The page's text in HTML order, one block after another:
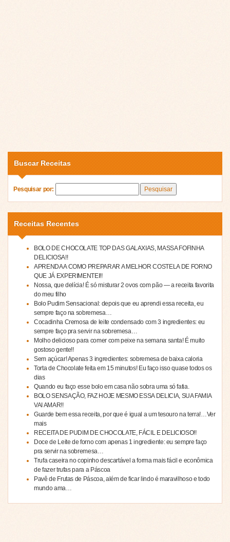
Buscar Receitas
Pesquisar por:
Receitas Recentes
BOLO DE CHOCOLATE TOP DAS GALAXIAS, MASSA FOFINHA
DELICIOSA!!
APRENDA A COMO PREPARAR A MELHOR COSTELA DE FORNO
QUE JÁ EXPERIMENTEI!!
Nossa, que delícia! É só misturar 2 ovos com pão — a receita favorita
do meu filho
Bolo Pudim Sensacional: depois que eu aprendi essa receita, eu
sempre faço na sobremesa…
Cocadinha Cremosa de leite condensado com 3 ingredientes: eu
sempre faço pra servir na sobremesa…
Molho delicioso para comer com peixe na semana santa! É muito
gostoso gente!!
Sem açúcar! Apenas 3 ingredientes: sobremesa de baixa caloria
Torta de Chocolate feita em 15 minutos! Eu faço isso quase todos os
dias
Quando eu faço esse bolo em casa não sobra uma só fatia.
BOLO SENSAÇÃO, FAZ HOJE MESMO ESSA DELICIA, SUA FAMIA
VAI AMAR!!
Guarde bem essa receita, por que é igual a um tesouro na terra!…Ver
mais
RECEITA DE PUDIM DE CHOCOLATE, FÁCIL E DELICIOSO!!
Doce de Leite de forno com apenas 1 ingrediente: eu sempre faço
pra servir na sobremesa…
Trufa caseira no copinho descartável a forma mais fácil e econômica
de fazer trufas para a Páscoa
Pavê de Frutas de Páscoa, além de ficar lindo é maravilhoso e todo
mundo ama…